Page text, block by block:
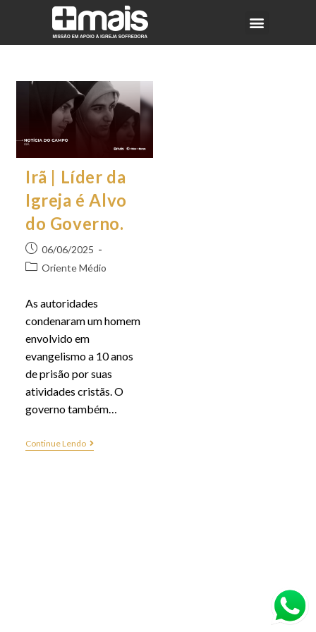
Irã | Líder da
Igreja é Alvo
do Governo.
06/06/2025
Oriente Médio
As autoridades
condenaram um homem
envolvido em
evangelismo a 10 anos
de prisão por suas
atividades cristãs. O
governo também…
Continue Lendo